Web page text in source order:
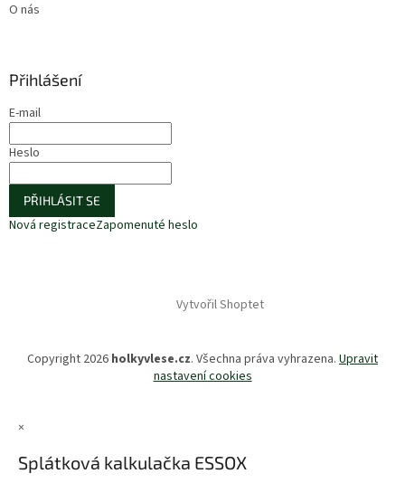
O nás
Přihlášení
E-mail
Heslo
PŘIHLÁSIT SE
Nová registraceZapomenuté heslo
Vytvořil Shoptet
Copyright 2026 holkyvlese.cz. Všechna práva vyhrazena. Upravit
nastavení cookies
×
Splátková kalkulačka ESSOX